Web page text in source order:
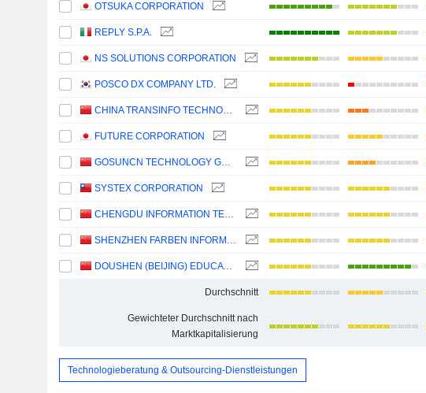
OTSUKA CORPORATION
REPLY S.P.A.
NS SOLUTIONS CORPORATION
POSCO DX COMPANY LTD.
CHINA TRANSINFO TECHNOLOGY CO., LTD
FUTURE CORPORATION
GOSUNCN TECHNOLOGY GROUP CO., LTD.
SYSTEX CORPORATION
CHENGDU INFORMATION TECHNOLOGY OF CHINESE ACADEMY OF SCIENCES CO.,LTD
SHENZHEN FARBEN INFORMATION TECHNOLOGY CO.,LTD.
DOUSHEN (BEIJING) EDUCATION & TECHNOLOGY INC.
Durchschnitt
Gewichteter Durchschnitt nach
Marktkapitalisierung
Technologieberatung & Outsourcing-Dienstleistungen